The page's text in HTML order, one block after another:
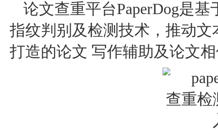
论文查重平台PaperDog是
指纹判别及检测技术，推动
打造的论文 写作辅助及论文